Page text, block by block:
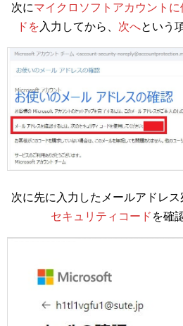
次にマイクロソフトアカウント
ドを入力してから、 次へという
次に先に入力したメールアドレ
セキュリティコード を確